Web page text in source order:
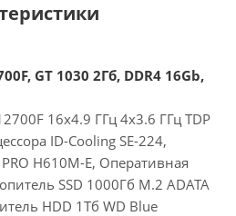
GT 1030 2Гб, DDR4 16Gb,
16x4.9 ГГц 4x3.6 ГГц TDP
ID-Cooling SE-224,
H610M-E, Оперативная
SSD 1000Гб M.2 ADATA
HDD 1Тб WD Blue